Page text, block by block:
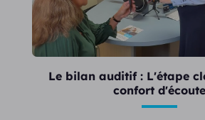
Le bilan auditif : L'étape
confort d'écoute